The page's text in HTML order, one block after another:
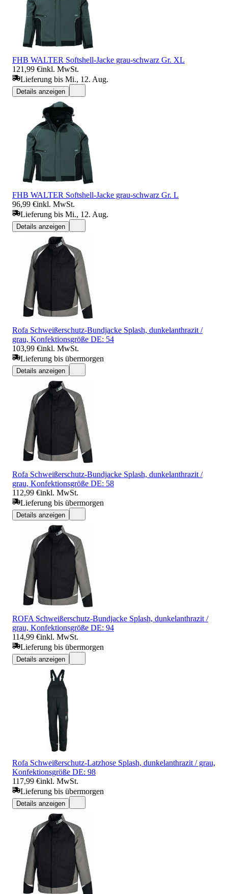
FHB WALTER Softshell-Jacke grau-schwarz Gr. XL
121,99 €inkl. MwSt.
Lieferung bis Mi., 12. Aug.
Details anzeigen
FHB WALTER Softshell-Jacke grau-schwarz Gr. L
96,99 €inkl. MwSt.
Lieferung bis Mi., 12. Aug.
Details anzeigen
Rofa Schweißerschutz-Bundjacke Splash, dunkelanthrazit /
grau, Konfektionsgröße DE: 54
103,99 €inkl. MwSt.
Lieferung bis übermorgen
Details anzeigen
Rofa Schweißerschutz-Bundjacke Splash, dunkelanthrazit /
grau, Konfektionsgröße DE: 58
112,99 €inkl. MwSt.
Lieferung bis übermorgen
Details anzeigen
ROFA Schweißerschutz-Bundjacke Splash, dunkelanthrazit /
grau, Konfektionsgröße DE: 94
114,99 €inkl. MwSt.
Lieferung bis übermorgen
Details anzeigen
Rofa Schweißerschutz-Latzhose Splash, dunkelanthrazit / grau,
Konfektionsgröße DE: 98
117,99 €inkl. MwSt.
Lieferung bis übermorgen
Details anzeigen